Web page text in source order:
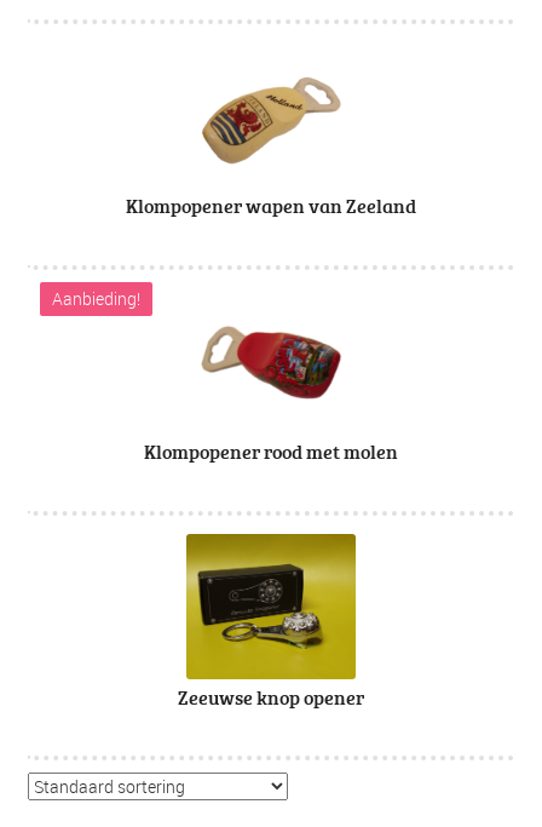
Klompopener wapen van Zeeland
Klompopener rood met molen
Aanbieding!
Zeeuwse knop opener